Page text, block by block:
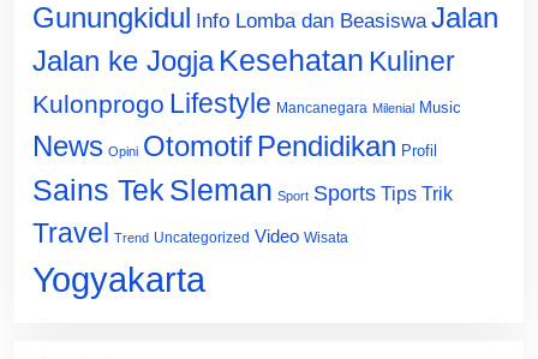
Gunungkidul Info Lomba dan Beasiswa Jalan
Jalan ke Jogja Kesehatan Kuliner
Kulonprogo Lifestyle Mancanegara Milenial Music
News Opini Otomotif Pendidikan Profil
Sains Tek Sleman Sport Sports Tips Trik
Travel Trend Uncategorized Video Wisata
Yogyakarta